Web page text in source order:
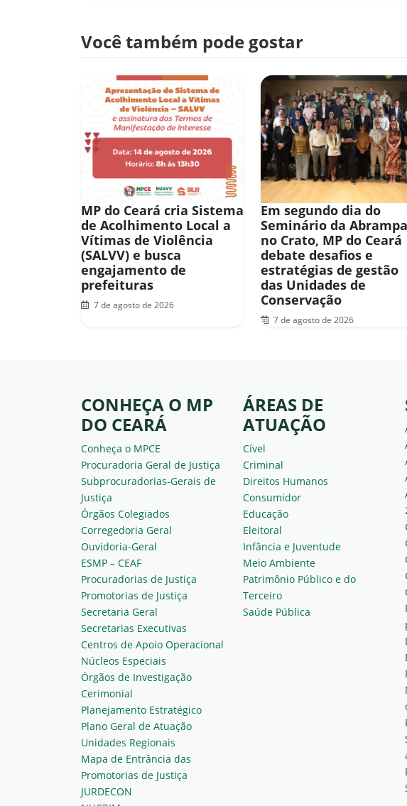
Você também pode gostar
MP do Ceará cria Sistema
de Acolhimento Local a
Vítimas de Violência
(SALVV) e busca
engajamento de
prefeituras
7 de agosto de 2026
Em segundo dia do
Seminário da Abrampa
no Crato, MP do Ceará
debate desafios e
estratégias de gestão
das Unidades de
Conservação
7 de agosto de 2026
CONHEÇA O MP
DO CEARÁ
Conheça o MPCE
Procuradoria Geral de Justiça
Subprocuradorias-Gerais de
Justiça
Órgãos Colegiados
Corregedoria Geral
Ouvidoria-Geral
ESMP – CEAF
Procuradorias de Justiça
Promotorias de Justiça
Secretaria Geral
Secretarias Executivas
Centros de Apoio Operacional
Núcleos Especiais
Órgãos de Investigação
Cerimonial
Planejamento Estratégico
Plano Geral de Atuação
Unidades Regionais
Mapa de Entrância das
Promotorias de Justiça
JURDECON
ÁREAS DE
ATUAÇÃO
Cível
Criminal
Direitos Humanos
Consumidor
Educação
Eleitoral
Infância e Juventude
Meio Ambiente
Patrimônio Público e do
Terceiro
Saúde Pública